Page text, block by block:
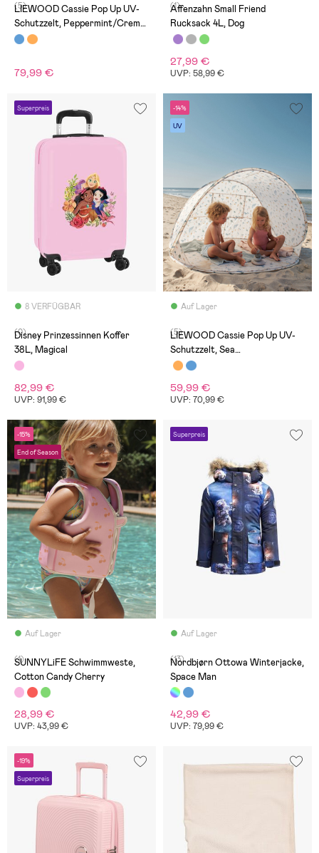
(5)
LIEWOOD Cassie Pop Up UV-
Schutzzelt, Peppermint/Creme
de la creme
79,99 €
(1)
Affenzahn Small Friend
Rucksack 4L, Dog
27,99 €
UVP: 58,99 €
Superpreis
8 VERFÜGBAR
(0)
Disney Prinzessinnen Koffer
38L, Magical
82,99 €
UVP: 91,99 €
-14%
UV
Auf Lager
(5)
LIEWOOD Cassie Pop Up UV-
Schutzzelt, Sea
Creature/Sandy
59,99 €
UVP: 70,99 €
-15%
End of Season
Auf Lager
(1)
SUNNYLiFE Schwimmweste,
Cotton Candy Cherry
28,99 €
UVP: 43,99 €
Superpreis
Auf Lager
(13)
Nordbjørn Ottowa Winterjacke,
Space Man
42,99 €
UVP: 79,99 €
-19%
Superpreis